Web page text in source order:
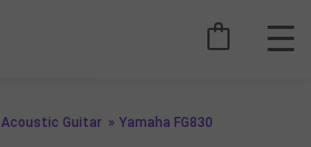
Acoustic Guitar » Yamaha FG830